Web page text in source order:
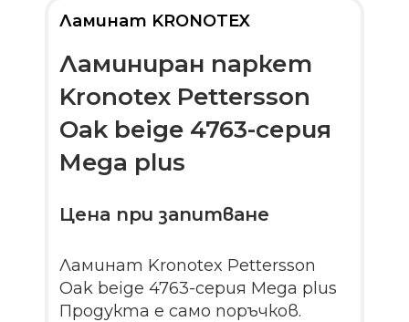
Ламинат KRONOTEX
Ламиниран паркет
Kronotex Pettersson
Oak beige 4763-серия
Mega plus
Цена при запитване
Ламинат Kronotex Pettersson
Oak beige 4763-серия Mega plus
Продукта е само поръчков.